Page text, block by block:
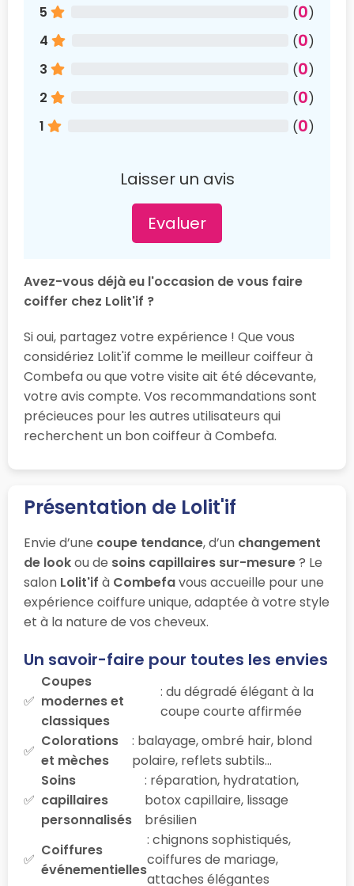
5 (0)
4
(0)
3
(0)
2
(0)
1
(0)
Laisser un avis
Evaluer
Avez-vous déjà eu l'occasion de vous faire
coiffer chez Lolit'if ?
Si oui, partagez votre expérience ! Que vous
considériez Lolit'if comme le meilleur coiffeur à
Combefa ou que votre visite ait été décevante,
votre avis compte. Vos recommandations sont
précieuces pour les autres utilisateurs qui
recherchent un bon coiffeur à Combefa.
Présentation de Lolit'if
Envie d’une coupe tendance, d’un changement
de lookou de soins capillaires sur-mesure? Le
salon Lolit'if à Combefavous accueille pour une
expérience coiffure unique, adaptée à votre style
et à la nature de vos cheveux.
Un savoir-faire pour toutes les envies
Coupes
modernes et
classiques
: du dégradé élégant à la
coupe courte affirmée
Colorations
et mèches
: balayage, ombré hair, blond
polaire, reflets subtils…
Soins
capillaires
personnalisés
: réparation, hydratation,
botox capillaire, lissage
brésilien
Coiffures
événementielles
: chignons sophistiqués,
coiffures de mariage,
attaches élégantes